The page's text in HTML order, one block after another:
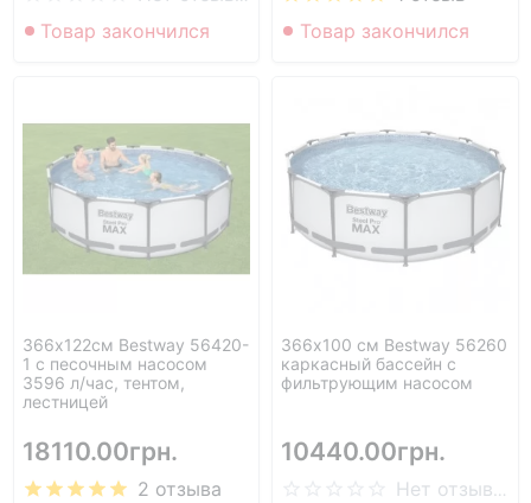
Товар закончился
Товар закончился
366х122см Bestway 56420-
1 с песочным насосом
3596 л/час, тентом,
лестницей
18110.00грн.
2 отзыва
366х100 см Bestway 56260
каркасный бассейн с
фильтрующим насосом
10440.00грн.